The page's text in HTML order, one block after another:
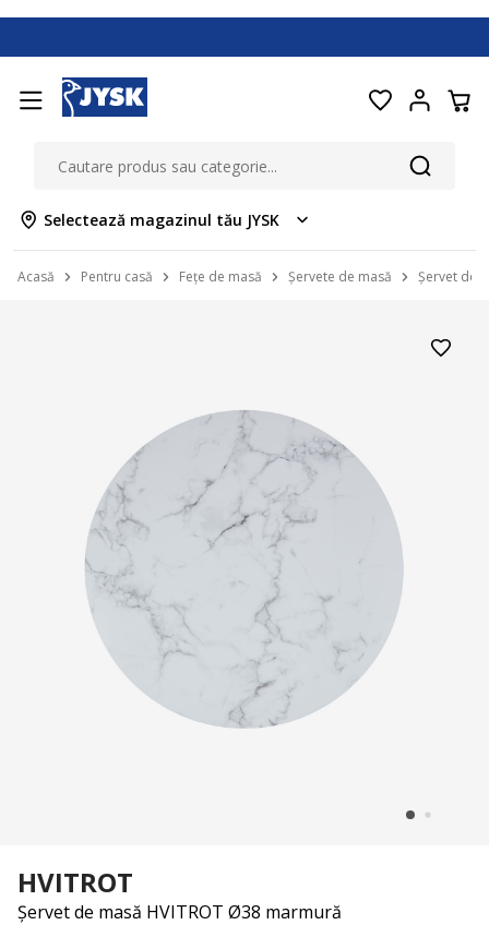
Selectează magazinul tău JYSK
Acasă Pentru casă Fețe de masă Șervete de masă Șervet de
HVITROT
Șervet de masă HVITROT Ø38 marmură